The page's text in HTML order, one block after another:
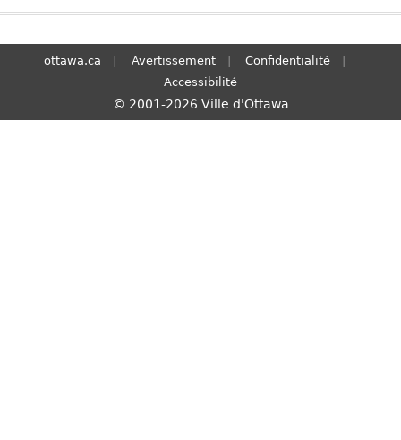
u
r
ottawa.ca Avertissement
Confidentialité
Accessibilité
© 2001-2026 Ville d'Ottawa